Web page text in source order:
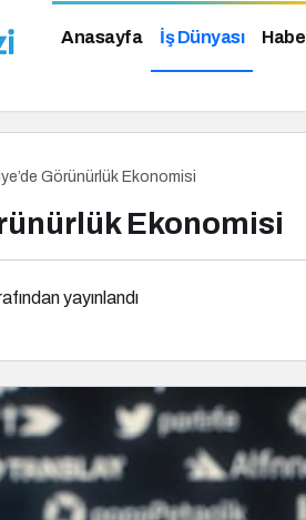
Anasayfa İş Dünyası
Görünürlük Ekonomisi
Ekonomisi
yayınlandı